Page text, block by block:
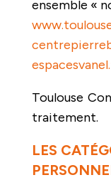
ensemble «
Toulouse
traitement.
LES